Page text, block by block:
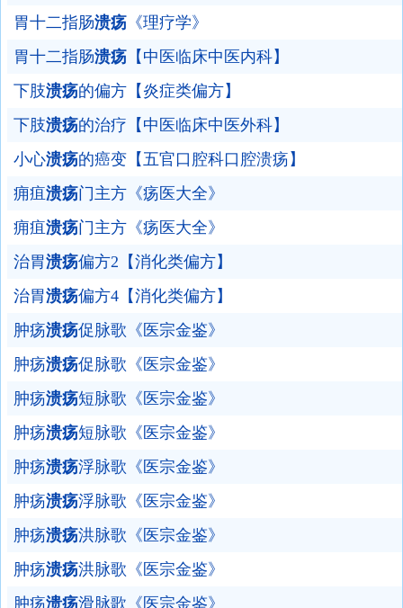
胃十二指肠溃疡 《理疗学》
胃十二指肠溃疡 【中医临床中医内科】
下肢溃疡的偏方【炎症类偏方】
下肢溃疡的治疗【中医临床中医外科】
小心溃疡的癌变【五官口腔科口腔溃疡】
痈疽溃疡门主方《疡医大全》
痈疽溃疡门主方《疡医大全》
治胃溃疡偏方2【消化类偏方】
治胃溃疡偏方4【消化类偏方】
肿疡溃疡促脉歌《医宗金鉴》
肿疡溃疡促脉歌《医宗金鉴》
肿疡溃疡短脉歌《医宗金鉴》
肿疡溃疡短脉歌《医宗金鉴》
肿疡溃疡浮脉歌《医宗金鉴》
肿疡溃疡浮脉歌《医宗金鉴》
肿疡溃疡洪脉歌《医宗金鉴》
肿疡溃疡洪脉歌《医宗金鉴》
肿疡溃疡滑脉歌《医宗金鉴》